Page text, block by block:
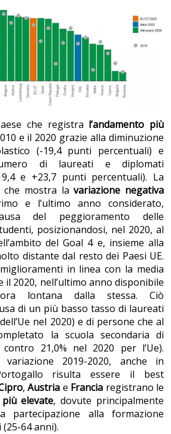
che registra l’andamento più
e il 2020 grazie alla diminuzione
(-19,4 punti percentuali) e
di laureati e diplomati
e +23,7 punti percentuali). La
che mostra lavariazione negativa
e l’ultimo anno considerato,
del peggioramento delle
posizionandosi, nel 2020, al
del Goal 4 e, insieme alla
distante dal resto dei Paesi UE.
in linea con la media
il 2020, nell’ultimo anno disponibile
lontana dalla stessa. Ciò
di un più basso tasso di laureati
nel 2020) e di persone che al
la scuola secondaria di
21,0% nel 2020 per l’Ue).
variazione 2019-2020, anche in
risulta essere il best
,Austria e Francia registrano le
elevate, dovute principalmente
partecipazione alla formazione
64 anni).